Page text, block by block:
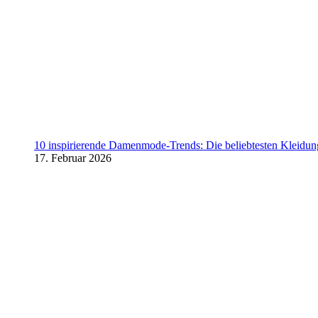
10 inspirierende Damenmode-Trends: Die beliebtesten
17. Februar 2026